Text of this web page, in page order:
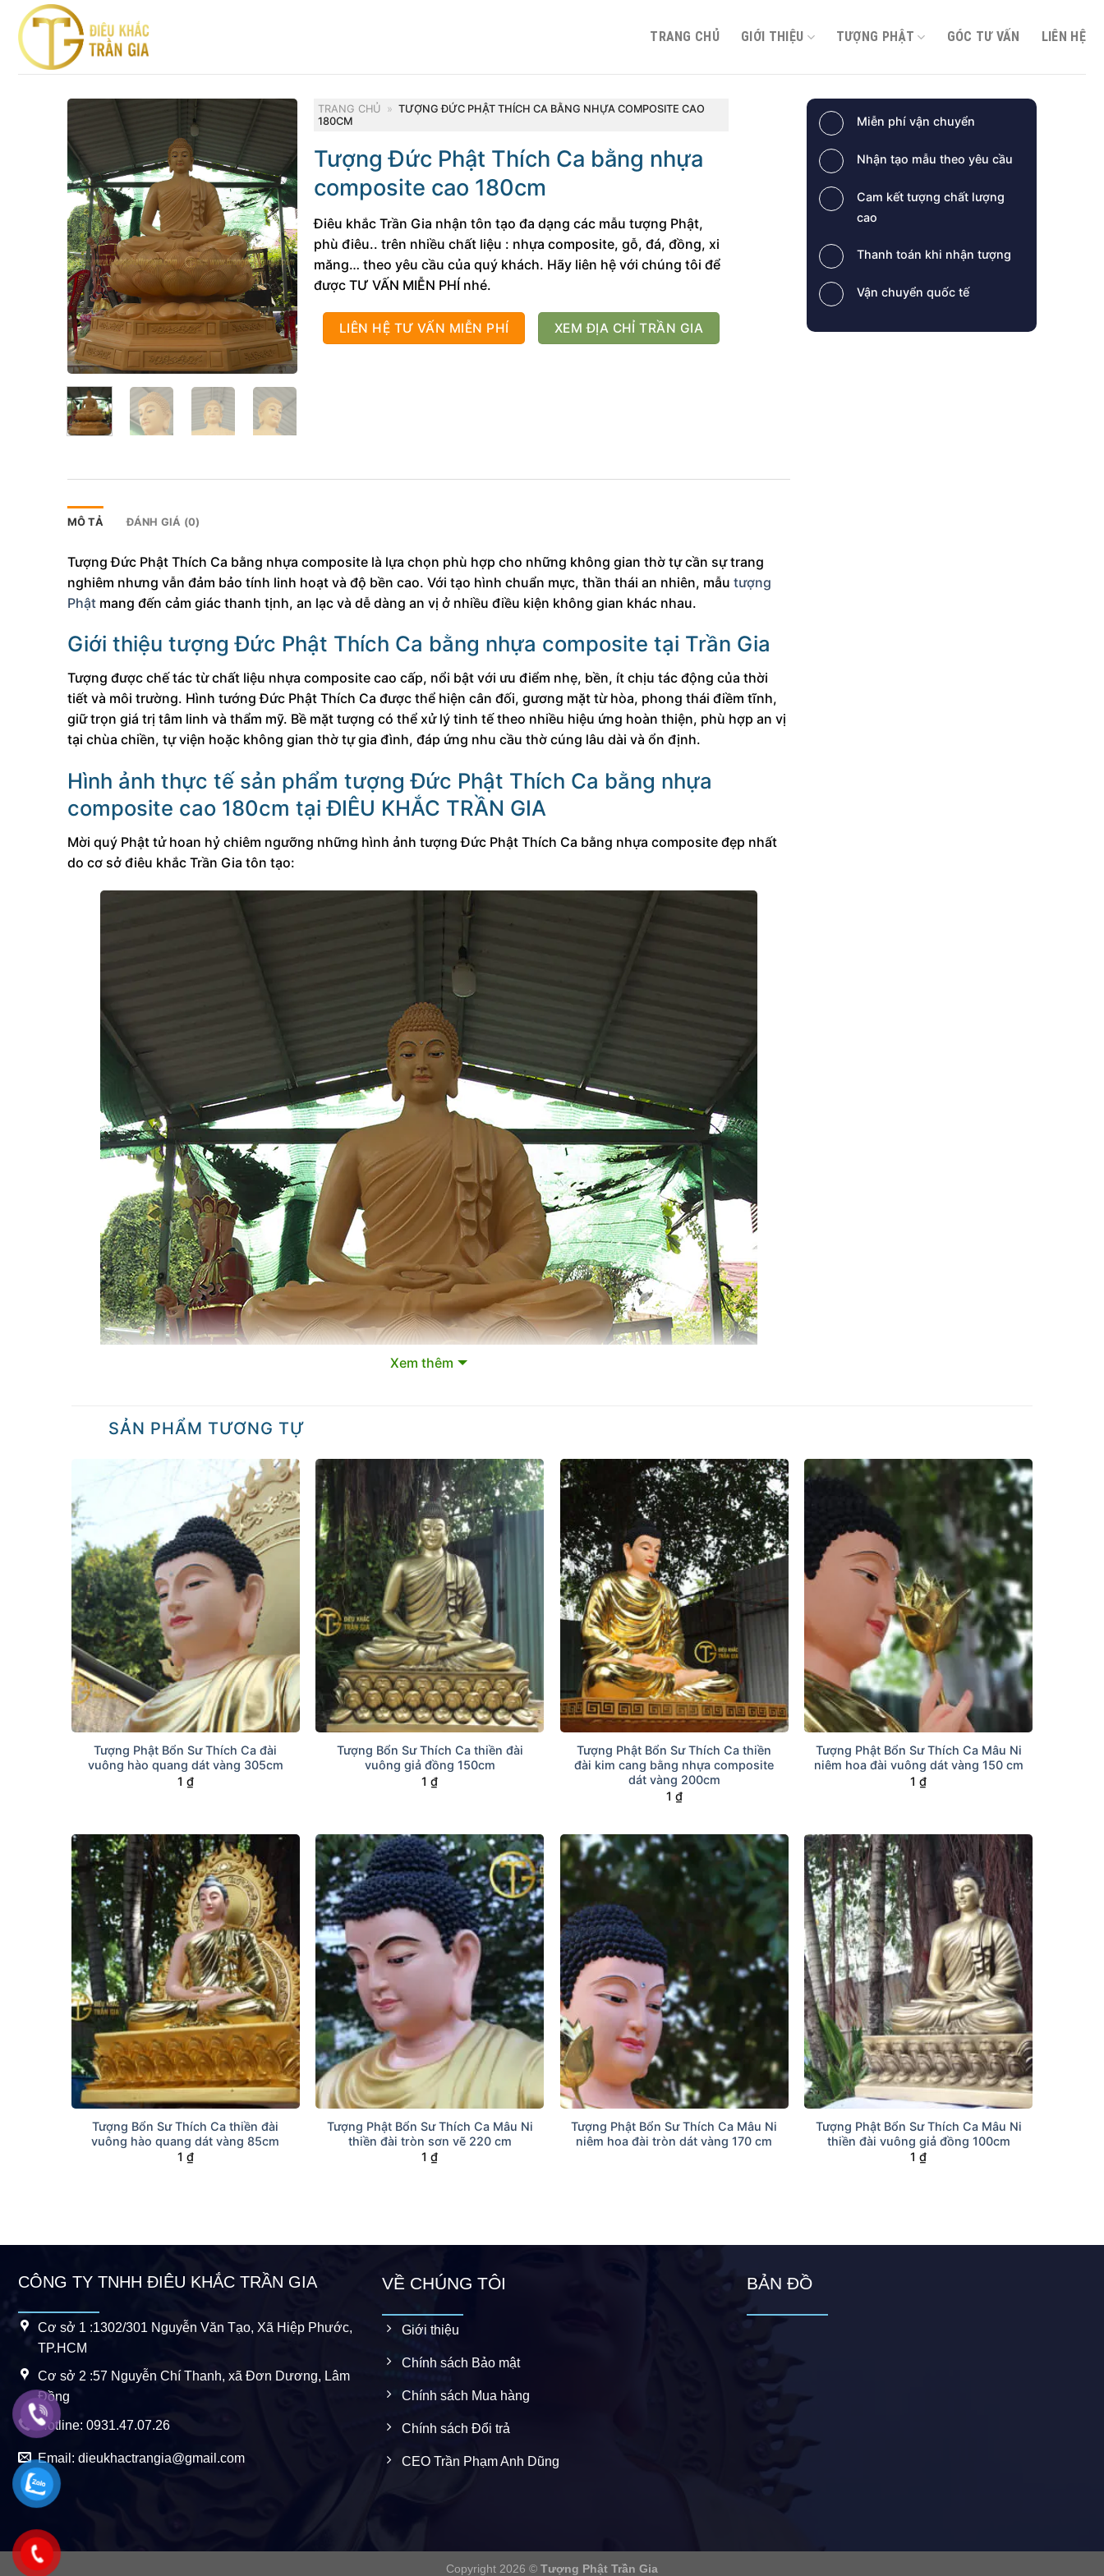
content
TRANG CHỦ GIỚI THIỆU TƯỢNG PHẬT GÓC TƯ VẤN LIÊN HỆ
TRANG CHỦ » TƯỢNG ĐỨC PHẬT THÍCH CA BẰNG NHỰA COMPOSITE CAO
180CM
Tượng Đức Phật Thích Ca bằng nhựa
composite cao 180cm
Điêu khắc Trần Gia nhận tôn tạo đa dạng các mẫu tượng Phật,
phù điêu.. trên nhiều chất liệu : nhựa composite, gỗ, đá, đồng, xi
măng… theo yêu cầu của quý khách. Hãy liên hệ với chúng tôi để
được TƯ VẤN MIỄN PHÍ nhé.
LIÊN HỆ TƯ VẤN MIỄN PHÍ XEM ĐỊA CHỈ TRẦN GIA
MÔ TẢ ĐÁNH GIÁ (0)
Tượng Đức Phật Thích Ca bằng nhựa composite là lựa chọn phù hợp cho những không gian thờ tự cần sự trang
nghiêm nhưng vẫn đảm bảo tính linh hoạt và độ bền cao. Với tạo hình chuẩn mực, thần thái an nhiên, mẫu tượng
Phậtmang đến cảm giác thanh tịnh, an lạc và dễ dàng an vị ở nhiều điều kiện không gian khác nhau.
Giới thiệu tượng Đức Phật Thích Ca bằng nhựa composite tại Trần Gia
Tượng được chế tác từ chất liệu nhựa composite cao cấp, nổi bật với ưu điểm nhẹ, bền, ít chịu tác động của thời
tiết và môi trường. Hình tướng Đức Phật Thích Ca được thể hiện cân đối, gương mặt từ hòa, phong thái điềm tĩnh,
giữ trọn giá trị tâm linh và thẩm mỹ. Bề mặt tượng có thể xử lý tinh tế theo nhiều hiệu ứng hoàn thiện, phù hợp an vị
tại chùa chiền, tự viện hoặc không gian thờ tự gia đình, đáp ứng nhu cầu thờ cúng lâu dài và ổn định.
Hình ảnh thực tế sản phẩm tượng Đức Phật Thích Ca bằng nhựa
composite cao 180cm tại ĐIÊU KHẮC TRẦN GIA
Mời quý Phật tử hoan hỷ chiêm ngưỡng những hình ảnh tượng Đức Phật Thích Ca bằng nhựa composite đẹp nhất
do cơ sở điêu khắc Trần Gia tôn tạo:
Xem thêm
Miễn phí vận chuyển
Nhận tạo mẫu theo yêu cầu
Cam kết tượng chất lượng
cao
Thanh toán khi nhận tượng
Vận chuyển quốc tế
SẢN PHẨM TƯƠNG TỰ
+
Tượng Phật Bổn Sư Thích Ca đài
vuông hào quang dát vàng 305cm
1 ₫
+
Tượng Bổn Sư Thích Ca thiền đài
vuông giả đồng 150cm
1₫
+
Tượng Phật Bổn Sư Thích Ca thiền
đài kim cang bằng nhựa composite
dát vàng 200cm
1 ₫
Tượng Phật Bổn Sư Thích Ca Mâu Ni
niêm hoa đài vuông dát vàng 150 cm
1₫
+
Tượng Bổn Sư Thích Ca thiền đài
vuông hào quang dát vàng 85cm
1 ₫
+
Tượng Phật Bổn Sư Thích Ca Mâu Ni
thiền đài tròn sơn vẽ 220 cm
1₫
+
Tượng Phật Bổn Sư Thích Ca Mâu Ni
niêm hoa đài tròn dát vàng 170 cm
+
Tượng Phật Bổn Sư Thích Ca Mâu Ni
thiền đài vuông giả đồng 100cm
1₫
CÔNG TY TNHH ĐIÊU KHẮC TRẦN GIA
Cơ sở 1 :1302/301 Nguyễn Văn Tạo, Xã Hiệp Phước,
TP.HCM
Cơ sở 2 :57 Nguyễn Chí Thanh, xã Đơn Dương, Lâm
Đồng
Hotline: 0931.47.07.26
Email: dieukhactrangia@gmail.com
VỀ CHÚNG TÔI
Giới thiệu
Chính sách Bảo mật
Chính sách Mua hàng
Chính sách Đổi trả
CEO Trần Phạm Anh Dũng
BẢN ĐỒ
Copyright 2026 © Tượng Phật Trần Gia